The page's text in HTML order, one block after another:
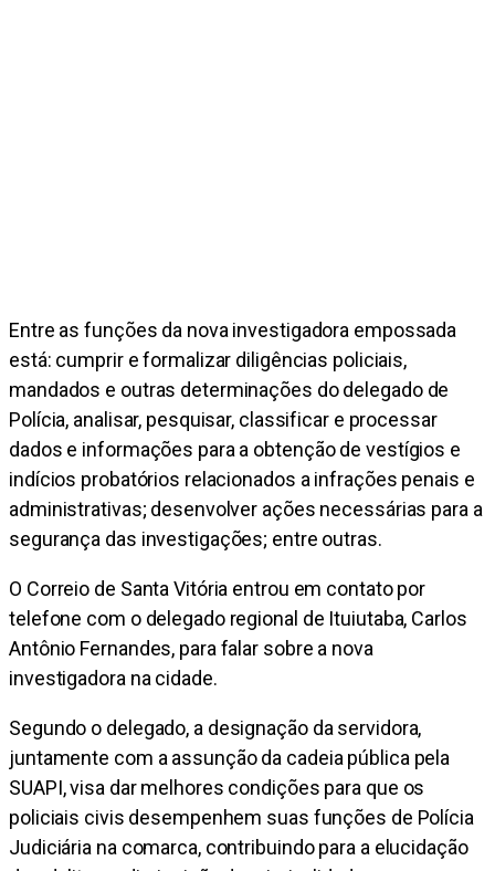
Entre as funções da nova investigadora empossada
está: cumprir e formalizar diligências policiais,
mandados e outras determinações do delegado de
Polícia, analisar, pesquisar, classificar e processar
dados e informações para a obtenção de vestígios e
indícios probatórios relacionados a infrações penais e
administrativas; desenvolver ações necessárias para a
segurança das investigações; entre outras.
O Correio de Santa Vitória entrou em contato por
telefone com o delegado regional de Ituiutaba, Carlos
Antônio Fernandes, para falar sobre a nova
investigadora na cidade.
Segundo o delegado, a designação da servidora,
juntamente com a assunção da cadeia pública pela
SUAPI, visa dar melhores condições para que os
policiais civis desempenhem suas funções de Polícia
Judiciária na comarca, contribuindo para a elucidação